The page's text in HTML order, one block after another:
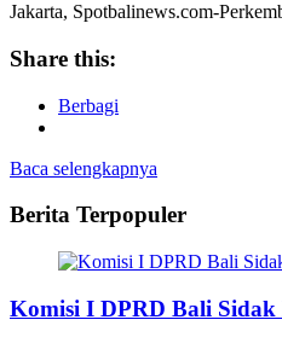
Jakarta, Spotbalinews.com-
Share this:
Berbagi
Baca selengkapnya
Berita Terpopuler
Komisi I DPRD Bali